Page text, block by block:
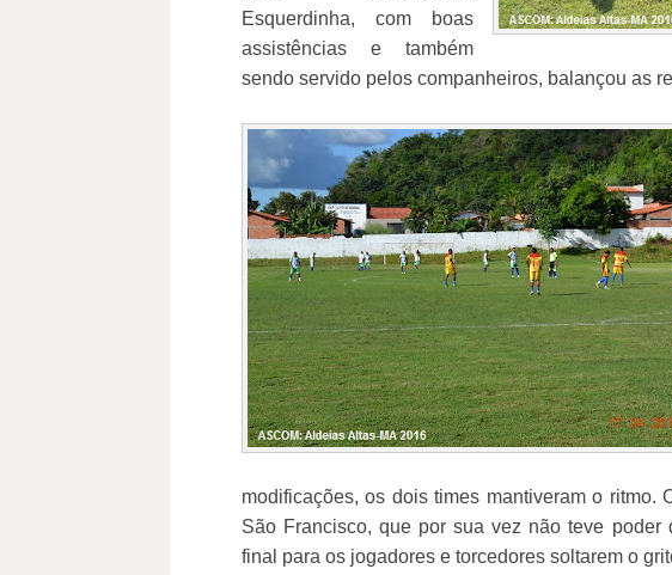
Esquerdinha, com boas
assistências e também
sendo servido pelos companheiros, balançou as
modificações, os dois times mantiveram o ritmo.
São Francisco, que por sua vez não teve
final para os jogadores e torcedores soltarem o